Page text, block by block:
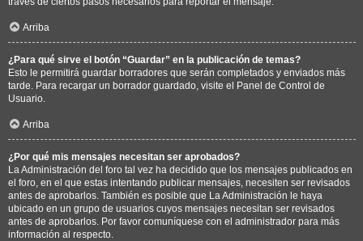
Arriba
¿Para qué sirve el botón “Guardar” en la publicación de temas?
Esto le permitirá guardar borradores que serán completados y enviados más
tarde. Para recargar un borrador guardado, visite el Panel de Control de
Usuario.
Arriba
¿Por qué mis mensajes necesitan ser aprobados?
La Administración del foro tal vez ha decidido que los mensajes publicados en
el foro, en el que estas intentando publicar mensajes, necesiten ser revisados
antes de aprobarlos. También es posible que La Administración le haya
ubicado en un grupo de usuarios cuyos mensajes necesitan ser revisados
antes de aprobarlos. Por favor comuníquese con el administrador para más
información al respecto.